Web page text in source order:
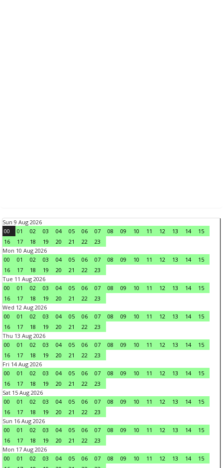
Sun 9 Aug 2026
00
01 02 03 04 05 06 07 08 09 10 11 12 13 14
15
16
17 18 19 20 21 22
23
Mon 10 Aug 2026
00
01 02 03 04 05 06 07 08 09 10 11 12 13 14
15
16
17 18 19 20 21 22
23
Tue 11 Aug 2026
00
01 02 03 04 05 06 07 08 09 10 11 12 13 14
15
16
17 18 19 20 21 22
23
Wed 12 Aug 2026
00
01 02 03 04 05 06 07 08 09 10 11 12 13 14
15
16
17 18 19 20 21 22
23
Thu 13 Aug 2026
00
01 02 03 04 05 06 07 08 09 10 11 12 13 14
15
16
17 18 19 20 21 22
23
Fri 14 Aug 2026
00
01 02 03 04 05 06 07 08 09 10 11 12 13 14
15
16
17 18 19 20 21 22
23
Sat 15 Aug 2026
00
01 02 03 04 05 06 07 08 09 10 11 12 13 14
15
16
17 18 19 20 21 22
23
Sun 16 Aug 2026
00
01 02 03 04 05 06 07 08 09 10 11 12 13 14
15
16
17 18 19 20 21 22
23
Mon 17 Aug 2026
00
01 02 03 04 05 06 07 08 09 10 11 12 13 14
15